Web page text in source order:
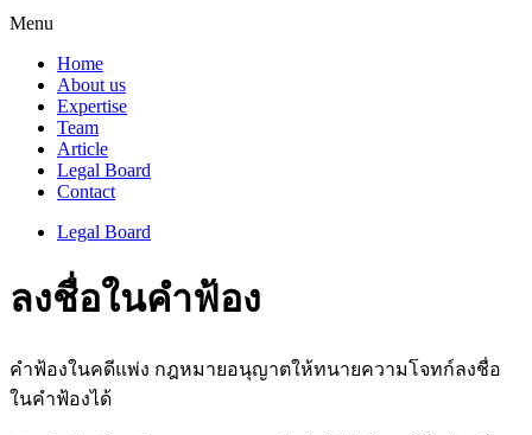
Menu
Home
About us
Expertise
Team
Article
Legal Board
Contact
Legal Board
ลงชื่อในคำฟ้อง
คำฟ้องในคดีแพ่ง กฎหมายอนุญาตให้ทนายความโจทก์ลงชื่อ
ในคำฟ้องได้